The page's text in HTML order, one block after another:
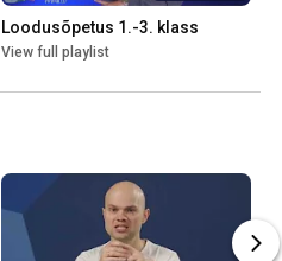
Loodusõpetus 1.-3. klass
View full playlist